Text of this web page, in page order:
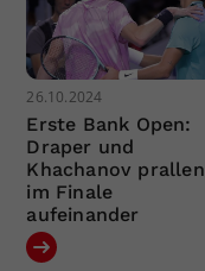
26.10.2024
Erste Bank Open:
Draper und
Khachanov prallen
im Finale
aufeinander